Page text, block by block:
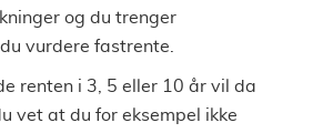
og du trenger
vurdere fastrente.
renten i 3, 5 eller 10 år vil da
vet at du for eksempel ikke